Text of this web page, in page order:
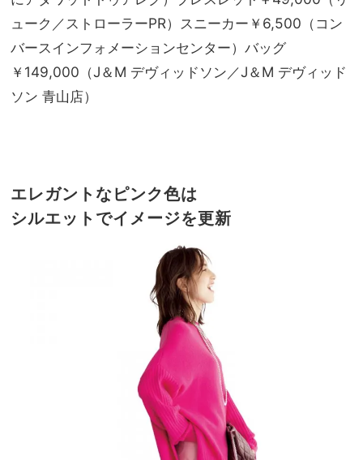
ューク／ストローラーPR）スニーカー￥6,500（コン
バースインフォメーションセンター）バッグ
￥149,000（J＆M デヴィッドソン／J＆M デヴィッド
ソン 青山店）
エレガントなピンク色は
シルエットでイメージを更新